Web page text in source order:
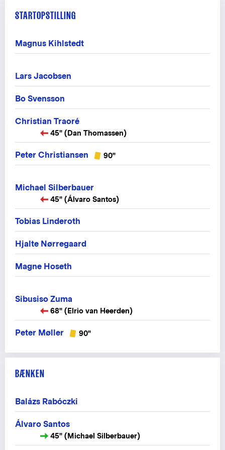
STARTOPSTILLING
Magnus Kihlstedt
Lars Jacobsen
Bo Svensson
Christian Traoré
45" (Dan Thomassen)
Peter Christiansen 90"
Michael Silberbauer
45" (Álvaro Santos)
Tobias Linderoth
Hjalte Nørregaard
Magne Hoseth
Sibusiso Zuma
68" (Elrio van Heerden)
Peter Møller 90"
BÆNKEN
Balázs Rabóczki
Álvaro Santos
45" (Michael Silberbauer)